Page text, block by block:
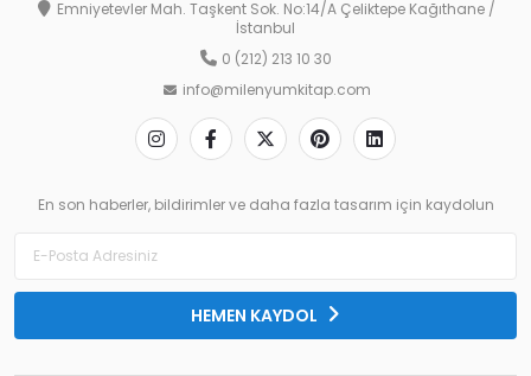
Emniyetevler Mah. Taşkent Sok. No:14/A Çeliktepe Kağıthane /
İstanbul
0 (212) 213 10 30
info@milenyumkitap.com
En son haberler, bildirimler ve daha fazla tasarım için kaydolun
HEMEN KAYDOL